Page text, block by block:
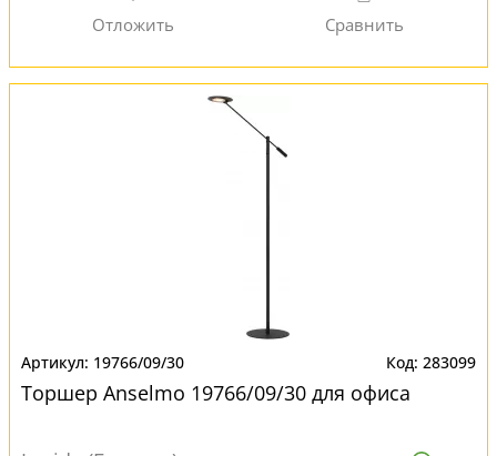
19766/09/30 283099
Торшер Anselmo 19766/09/30 для офиса